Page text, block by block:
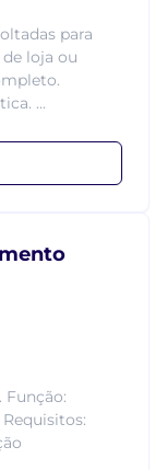
para
de loja ou
...
Função: